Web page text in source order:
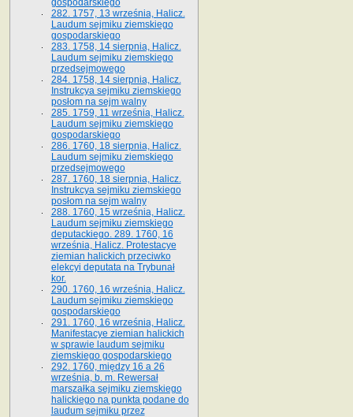
gospodarskiego
282. 1757, 13 września, Halicz.
Laudum sejmiku ziemskiego
gospodarskiego
283. 1758, 14 sierpnia, Halicz.
Laudum sejmiku ziemskiego
przedsejmowego
284. 1758, 14 sierpnia, Halicz.
Instrukcya sejmiku ziemskiego
posłom na sejm walny
285. 1759, 11 września, Halicz.
Laudum sejmiku ziemskiego
gospodarskiego
286. 1760, 18 sierpnia, Halicz.
Laudum sejmiku ziemskiego
przedsejmowego
287. 1760, 18 sierpnia, Halicz.
Instrukcya sejmiku ziemskiego
posłom na sejm walny
288. 1760, 15 września, Halicz.
Laudum sejmiku ziemskiego
deputackiego. 289. 1760, 16
września, Halicz. Protestacye
ziemian halickich przeciwko
elekcyi deputata na Trybunał
kor.
290. 1760, 16 września, Halicz.
Laudum sejmiku ziemskiego
gospodarskiego
291. 1760, 16 września, Halicz.
Manifestacye ziemian halickich
w sprawie laudum sejmiku
ziemskiego gospodarskiego
292. 1760, między 16 a 26
września, b. m. Rewersał
marszałka sejmiku ziemskiego
halickiego na punkta podane do
laudum sejmiku przez